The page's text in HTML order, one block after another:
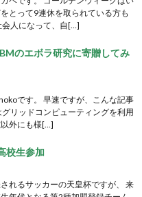
とって9連休を取られている方も
会人になって、自[…]
のエボラ研究に寄贈してみ
です。 早速ですが、こんな記事
リッドコンピューティングを利用
外にも様[…]
校生参加
れるサッカーの天皇杯ですが、 来